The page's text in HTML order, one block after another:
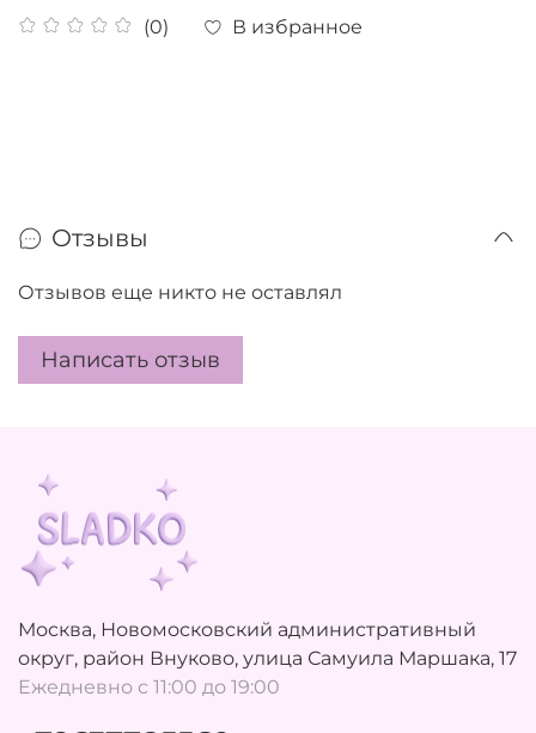
(0) В избранное
Отзывы
Отзывов еще никто не оставлял
Написать отзыв
Москва, Новомосковский административный
округ, район Внуково, улица Самуила Маршака, 17
Ежедневно с 11:00 до 19:00